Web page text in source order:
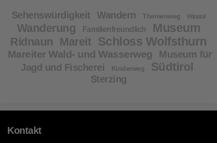
Sehenswürdigkeit Wandern Themenweg Wipptal
Wanderung Familienfreundlich Museum
Ridnaun Mareit Schloss Wolfsthurn
Mareiter Wald- und Wasserweg
Museum für
Jagd und Fischerei
Kinderweg Südtirol
Sterzing
Kontakt